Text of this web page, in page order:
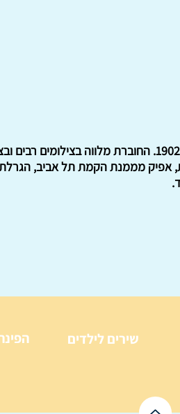
חוברת על תולדותיו של בנק לאומי במלאת לו 75 שנה 1902-1977.
אפיק מממנת הקמת תל אביב,
שירים לילדים